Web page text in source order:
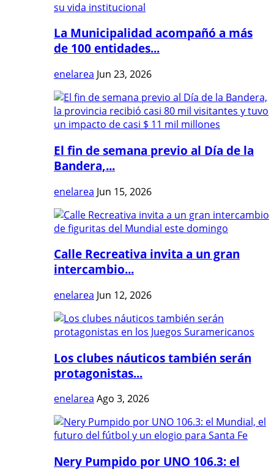
La Municipalidad acompañó a más
de 100 entidades...
enelarea Jun 23, 2026
El fin de semana previo al Día de la
Bandera,...
enelarea Jun 15, 2026
Calle Recreativa invita a un gran
intercambio...
enelarea Jun 12, 2026
Los clubes náuticos también serán
protagonistas...
enelarea Ago 3, 2026
Nery Pumpido por UNO 106.3: el